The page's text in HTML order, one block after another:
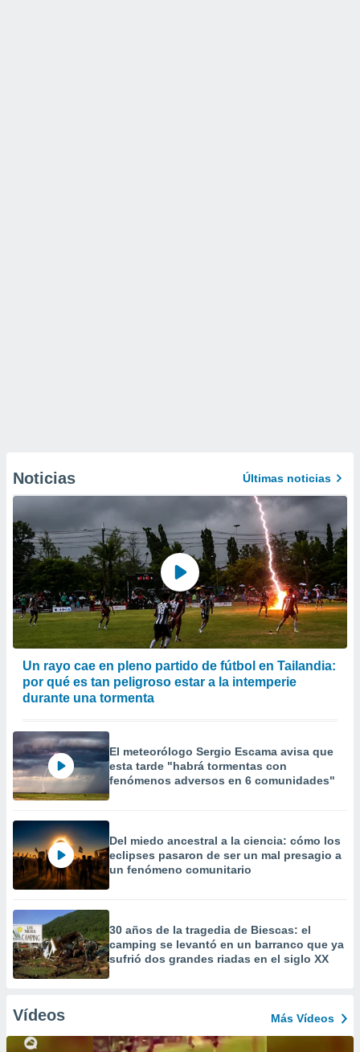
Noticias Últimas noticias
Un rayo cae en pleno partido de fútbol en Tailandia:
por qué es tan peligroso estar a la intemperie
durante una tormenta
El meteorólogo Sergio Escama avisa que
esta tarde "habrá tormentas con
fenómenos adversos en 6 comunidades"
Del miedo ancestral a la ciencia: cómo los
eclipses pasaron de ser un mal presagio a
un fenómeno comunitario
30 años de la tragedia de Biescas: el
camping se levantó en un barranco que ya
sufrió dos grandes riadas en el siglo XX
Vídeos Más Vídeos